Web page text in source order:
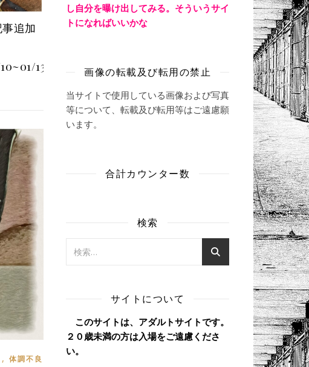
追加
13
, 体調不良
し自分を曝け出してみる。そういうサイ
トになればいいかな
画像の転載及び転用の禁止
当サイトで使用している画像および写真
等について、転載及び転用等はご遠慮願
います。
合計カウンター数
検索
サイトについて
このサイトは、アダルトサイトです。
２０歳未満の方は入場をご遠慮くださ
い。